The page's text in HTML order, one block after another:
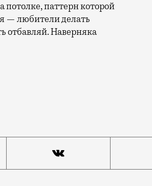
потолке, паттерн которой
— любители делать
отбавляй. Наверняка
в 2021 году Викторией